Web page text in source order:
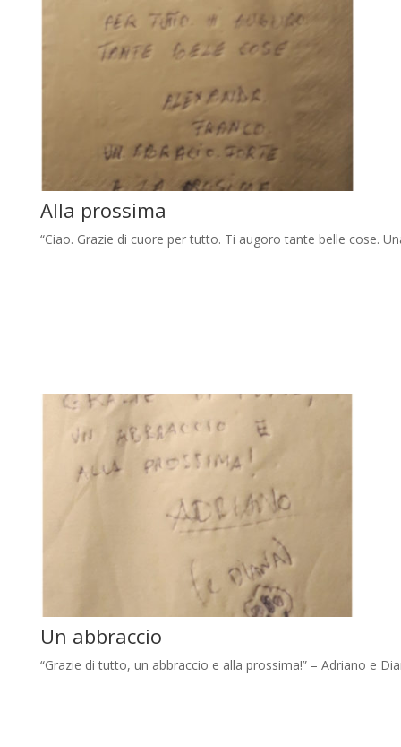
Alla prossima
“Ciao. Grazie di cuore per tutto. Ti augoro tante belle cose.
Un abbraccio
“Grazie di tutto, un abbraccio e alla prossima!” – Adriano e